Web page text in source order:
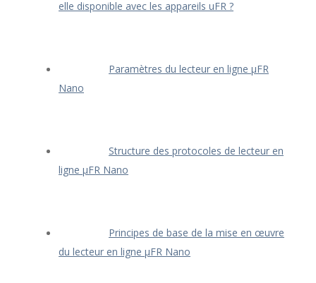
elle disponible avec les appareils uFR ?
Paramètres du lecteur en ligne μFR
Nano
Structure des protocoles de lecteur en
ligne μFR Nano
Principes de base de la mise en œuvre
du lecteur en ligne μFR Nano